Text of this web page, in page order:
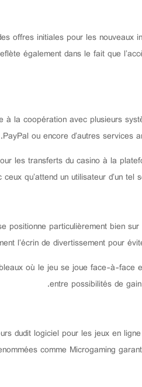
offres initiales pour les
également dans le fait que
la coopération avec plusieurs
PayPal ou encore d’autres services
les transferts du casino à la
ceux qu’attend un utilisateur d’un
positionne particulièrement bien
l’écrin de divertissement pour
où le jeu se joue face-à-
entre possibilités de
dudit logiciel pour les jeux en
comme Microgaming